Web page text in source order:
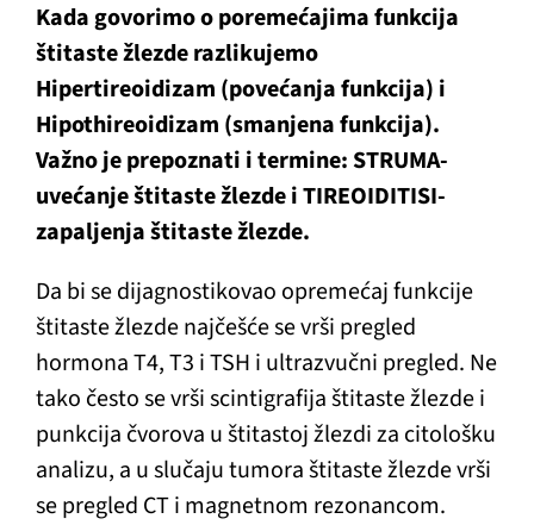
Kada govorimo o poremećajima funkcija
štitaste žlezde razlikujemo
Hipertireoidizam (povećanja funkcija) i
Hipothireoidizam (smanjena funkcija).
Važno je prepoznati i termine: STRUMA-
uvećanje štitaste žlezde i TIREOIDITISI-
zapaljenja štitaste žlezde.
Da bi se dijagnostikovao opremećaj funkcije
štitaste žlezde najčešće se vrši pregled
hormona T4, T3 i TSH i ultrazvučni pregled. Ne
tako često se vrši scintigrafija štitaste žlezde i
punkcija čvorova u štitastoj žlezdi za citološku
analizu, a u slučaju tumora štitaste žlezde vrši
se pregled CT i magnetnom rezonancom.